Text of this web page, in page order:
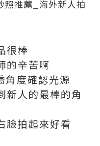
很棒
的辛苦啊
度確認光源
新人的最棒的角
臉拍起來好看